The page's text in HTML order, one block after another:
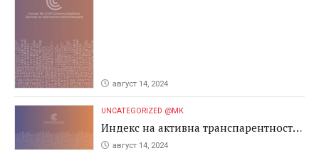
август 14, 2024
UNCATEGORIZED @MK
Индекс на активна транспарентност
2024август 14, 2024